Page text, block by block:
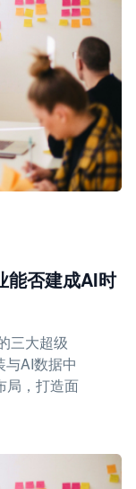
能否建成AI时
三大超级
AI数据中
局，打造面